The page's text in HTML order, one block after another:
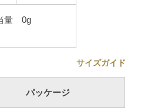
量 0g
サイズガイド
パッケージ